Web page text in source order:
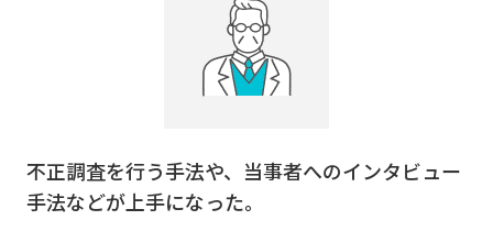
不正調査を行う手法や、当事者へのインタビュー
手法などが上手になった。